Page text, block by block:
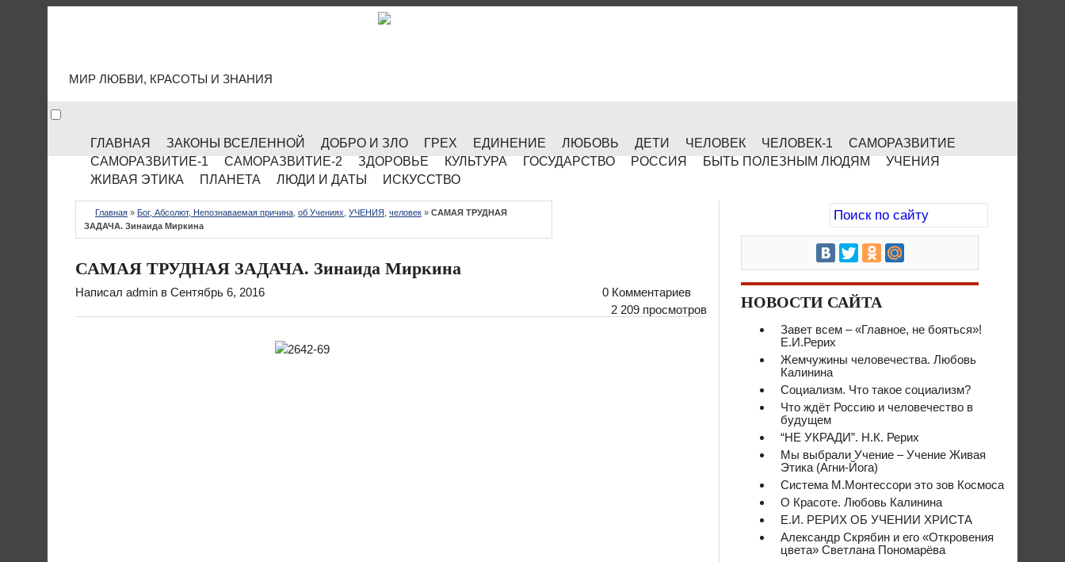
МИР ЛЮБВИ, КРАСОТЫ И ЗНАНИЯ
ГЛАВНАЯ ЗАКОНЫ ВСЕЛЕННОЙ ДОБРО И ЗЛО ГРЕХ ЕДИНЕНИЕ ЛЮБОВЬ ДЕТИ ЧЕЛОВЕК ЧЕЛОВЕК-1
САМОРАЗВИТИЕ
САМОРАЗВИТИЕ-1
САМОРАЗВИТИЕ-2 ЗДОРОВЬЕ КУЛЬТУРА ГОСУДАРСТВО РОССИЯ БЫТЬ ПОЛЕЗНЫМ ЛЮДЯМ
УЧЕНИЯ
ЖИВАЯ ЭТИКА
ПЛАНЕТА ЛЮДИ И ДАТЫ ИСКУССТВО
Главная » Бог, Абсолют, Непознаваемая причина об Учениях УЧЕНИЯ человек » САМАЯ ТРУДНАЯ
ЗАДАЧА. Зинаида Миркина
САМАЯ ТРУДНАЯ ЗАДАЧА. Зинаида Миркина
Написал admin в Сентябрь 6, 2016
0 Комментариев
2 209 просмотров
НОВОСТИ САЙТА
Завет всем – «Главное, не бояться»!
Е.И.Рерих
Жемчужины человечества. Любовь
Калинина
Социализм. Что такое социализм?
Что ждёт Россию и человечество в
будущем
“НЕ УКРАДИ”. Н.К. Рерих
Мы выбрали Учение – Учение Живая
Этика (Агни-Йога)
Система М.Монтессори это зов Космоса
О Красоте. Любовь Калинина
Е.И. РЕРИХ ОБ УЧЕНИИ ХРИСТА
Александр Скрябин и его «Откровения
цвета» Светлана Пономарёва